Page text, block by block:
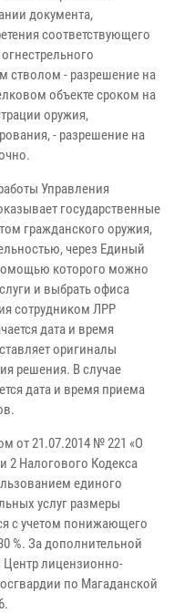
документа,
соответствующего
стволом - разрешение на
объекте сроком на
оружия,
- разрешение на
Управления
государственные
гражданского оружия,
через Единый
которого можно
и выбрать офиса
сотрудником ЛРР
дата и время
оригиналы
решения. В случае
дата и время приема
от 21.07.2014 № 221 «О
2 Налогового Кодекса
единого
услуг размеры
с учетом понижающего
%. За дополнительной
лицензионно-
по Магаданской